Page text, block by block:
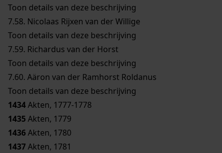
Toon details van deze beschrijving
7.58. Nicolaas Rijxen van der Willige
Toon details van deze beschrijving
7.59. Richardus van der Horst
Toon details van deze beschrijving
7.60. Aäron van der Ramhorst Roldanus
Toon details van deze beschrijving
1434Akten, 1777-1778
1435Akten, 1779
1436Akten, 1780
1437Akten, 1781